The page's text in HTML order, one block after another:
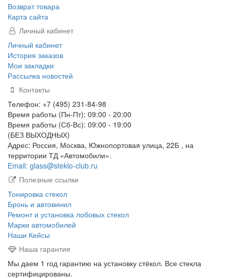
Возврат товара
Карта сайта
Личный кабинет
Личный кабинет
История заказов
Мои закладки
Рассылка новостей
Контакты
Телефон: +7 (495) 231-84-98
Время работы (Пн-Пт): 09:00 - 20:00
Время работы (Сб-Вс): 09:00 - 19:00
(БЕЗ ВЫХОДНЫХ)
Адрес: Россия, Москва, Южнопортовая улица, 22Б , на
территории ТД «Автомобили».
Email: glass@steklo-club.ru
Полезные ссылки
Тонировка стекол
Бронь и автовинил
Ремонт и установка лобовых стекол
Марки автомобилей
Наши Кейсы
Наша гарантия
Мы даем 1 год гарантию на установку стёкол. Все стекла
сертифицированы.